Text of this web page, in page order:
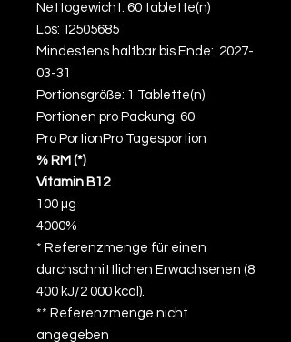
Nettogewicht: 60 tablette(n)
Los: I2505685
Mindestens haltbar bis Ende: 2027-
03-31
Portionsgröße: 1 Tablette(n)
Portionen pro Packung: 60
Pro PortionPro Tagesportion
% RM (*)
Vitamin B12
100 µg
4000%
* Referenzmenge für einen
durchschnittlichen Erwachsenen (8
400 kJ/2 000 kcal).
** Referenzmenge nicht
angegeben